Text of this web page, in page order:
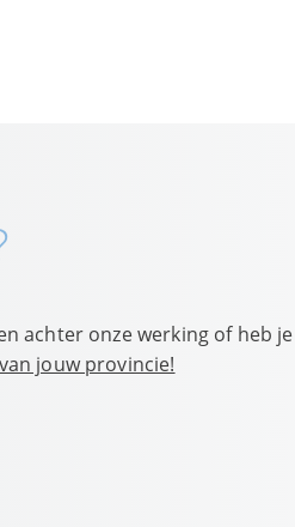
achter onze werking of heb
jouw provincie!